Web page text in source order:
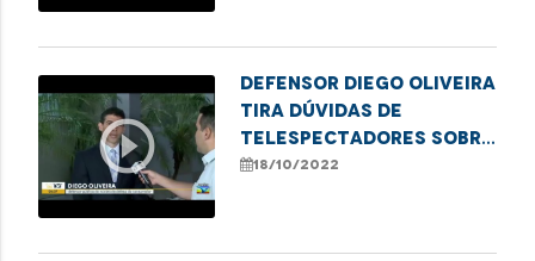
play_circle_outline
Defensor Diego Oliveira
tira dúvidas de
telespectadores sobre
direito do consumidor
18/10/2022